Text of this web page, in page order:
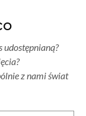
udostępnianą?
z nami świat